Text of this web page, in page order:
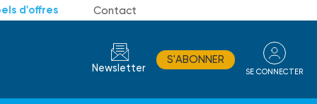
d'offres Contact
Newsletter
S'ABONNER
SE CONNECTER